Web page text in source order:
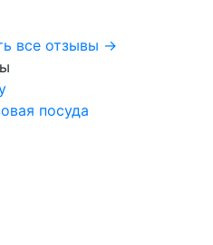
все отзывы →
посуда